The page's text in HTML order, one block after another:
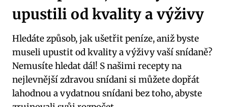
upustili od kvality a výživy
Hledáte způsob, jak ušetřit peníze, aniž byste
museli upustit od kvality a výživy vaší snídaně?
Nemusíte hledat dál! S našimi recepty na
nejlevnější zdravou snídani si můžete dopřát
lahodnou a vydatnou snídani bez toho, abyste